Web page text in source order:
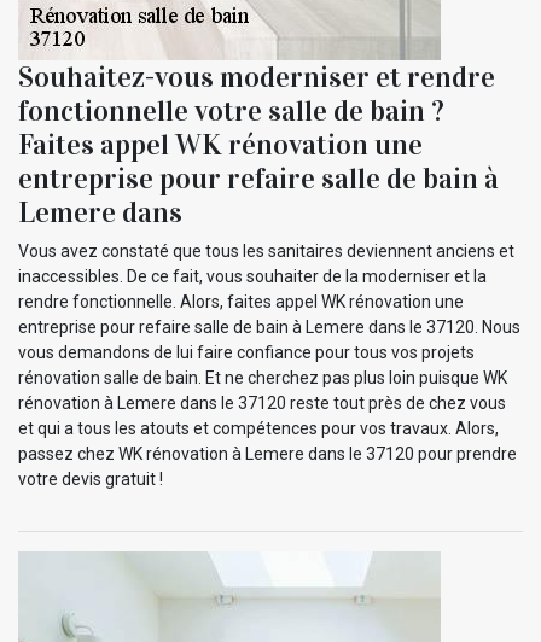
Souhaitez-vous moderniser et rendre
fonctionnelle votre salle de bain ?
Faites appel WK rénovation une
entreprise pour refaire salle de bain à
Lemere dans
Vous avez constaté que tous les sanitaires deviennent anciens et
inaccessibles. De ce fait, vous souhaiter de la moderniser et la
rendre fonctionnelle. Alors, faites appel WK rénovation une
entreprise pour refaire salle de bain à Lemere dans le 37120. Nous
vous demandons de lui faire confiance pour tous vos projets
rénovation salle de bain. Et ne cherchez pas plus loin puisque WK
rénovation à Lemere dans le 37120 reste tout près de chez vous
et qui a tous les atouts et compétences pour vos travaux. Alors,
passez chez WK rénovation à Lemere dans le 37120 pour prendre
votre devis gratuit !